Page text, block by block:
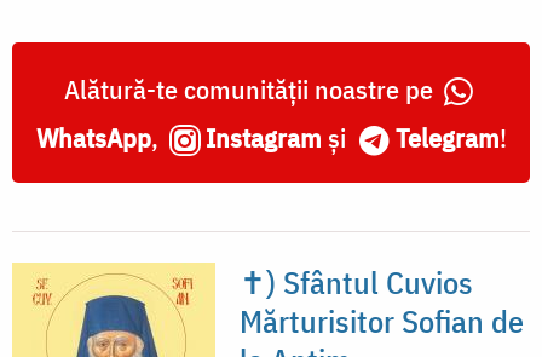
Alătură-te comunității noastre pe
WhatsApp, Instagram și Telegram!
✝) Sfântul Cuvios
Mărturisitor Sofian de